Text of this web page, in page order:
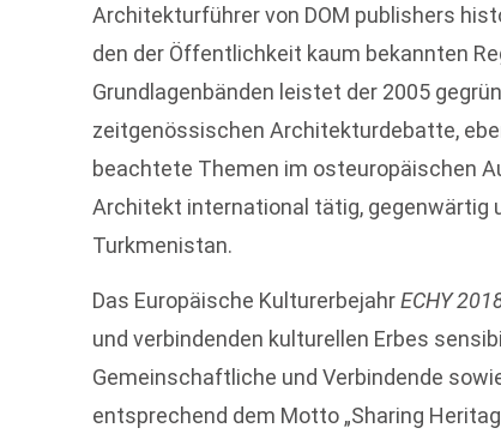
Architekturführer von DOM publishers
den der Öffentlichkeit kaum bekannten
Grundlagenbänden leistet der 2005
zeitgenössischen Architekturdebatte,
beachtete Themen im osteuropäischen
Architekt international tätig, gegenwärtig
Turkmenistan.
Das Europäische KulturerbejahrECHY
und verbindenden kulturellen Erbes
Gemeinschaftliche und Verbindende
entsprechend dem Motto „Sharing